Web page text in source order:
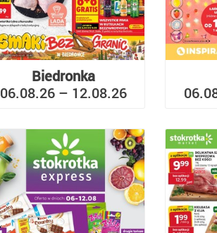
Biedronka
06.08.26 – 12.08.26